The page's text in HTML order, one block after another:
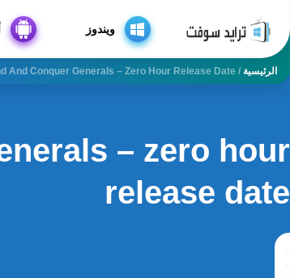
ويندوز
الرئيسية /
And Conquer Generals – Zero Hour Release Date
– zero hour
release date